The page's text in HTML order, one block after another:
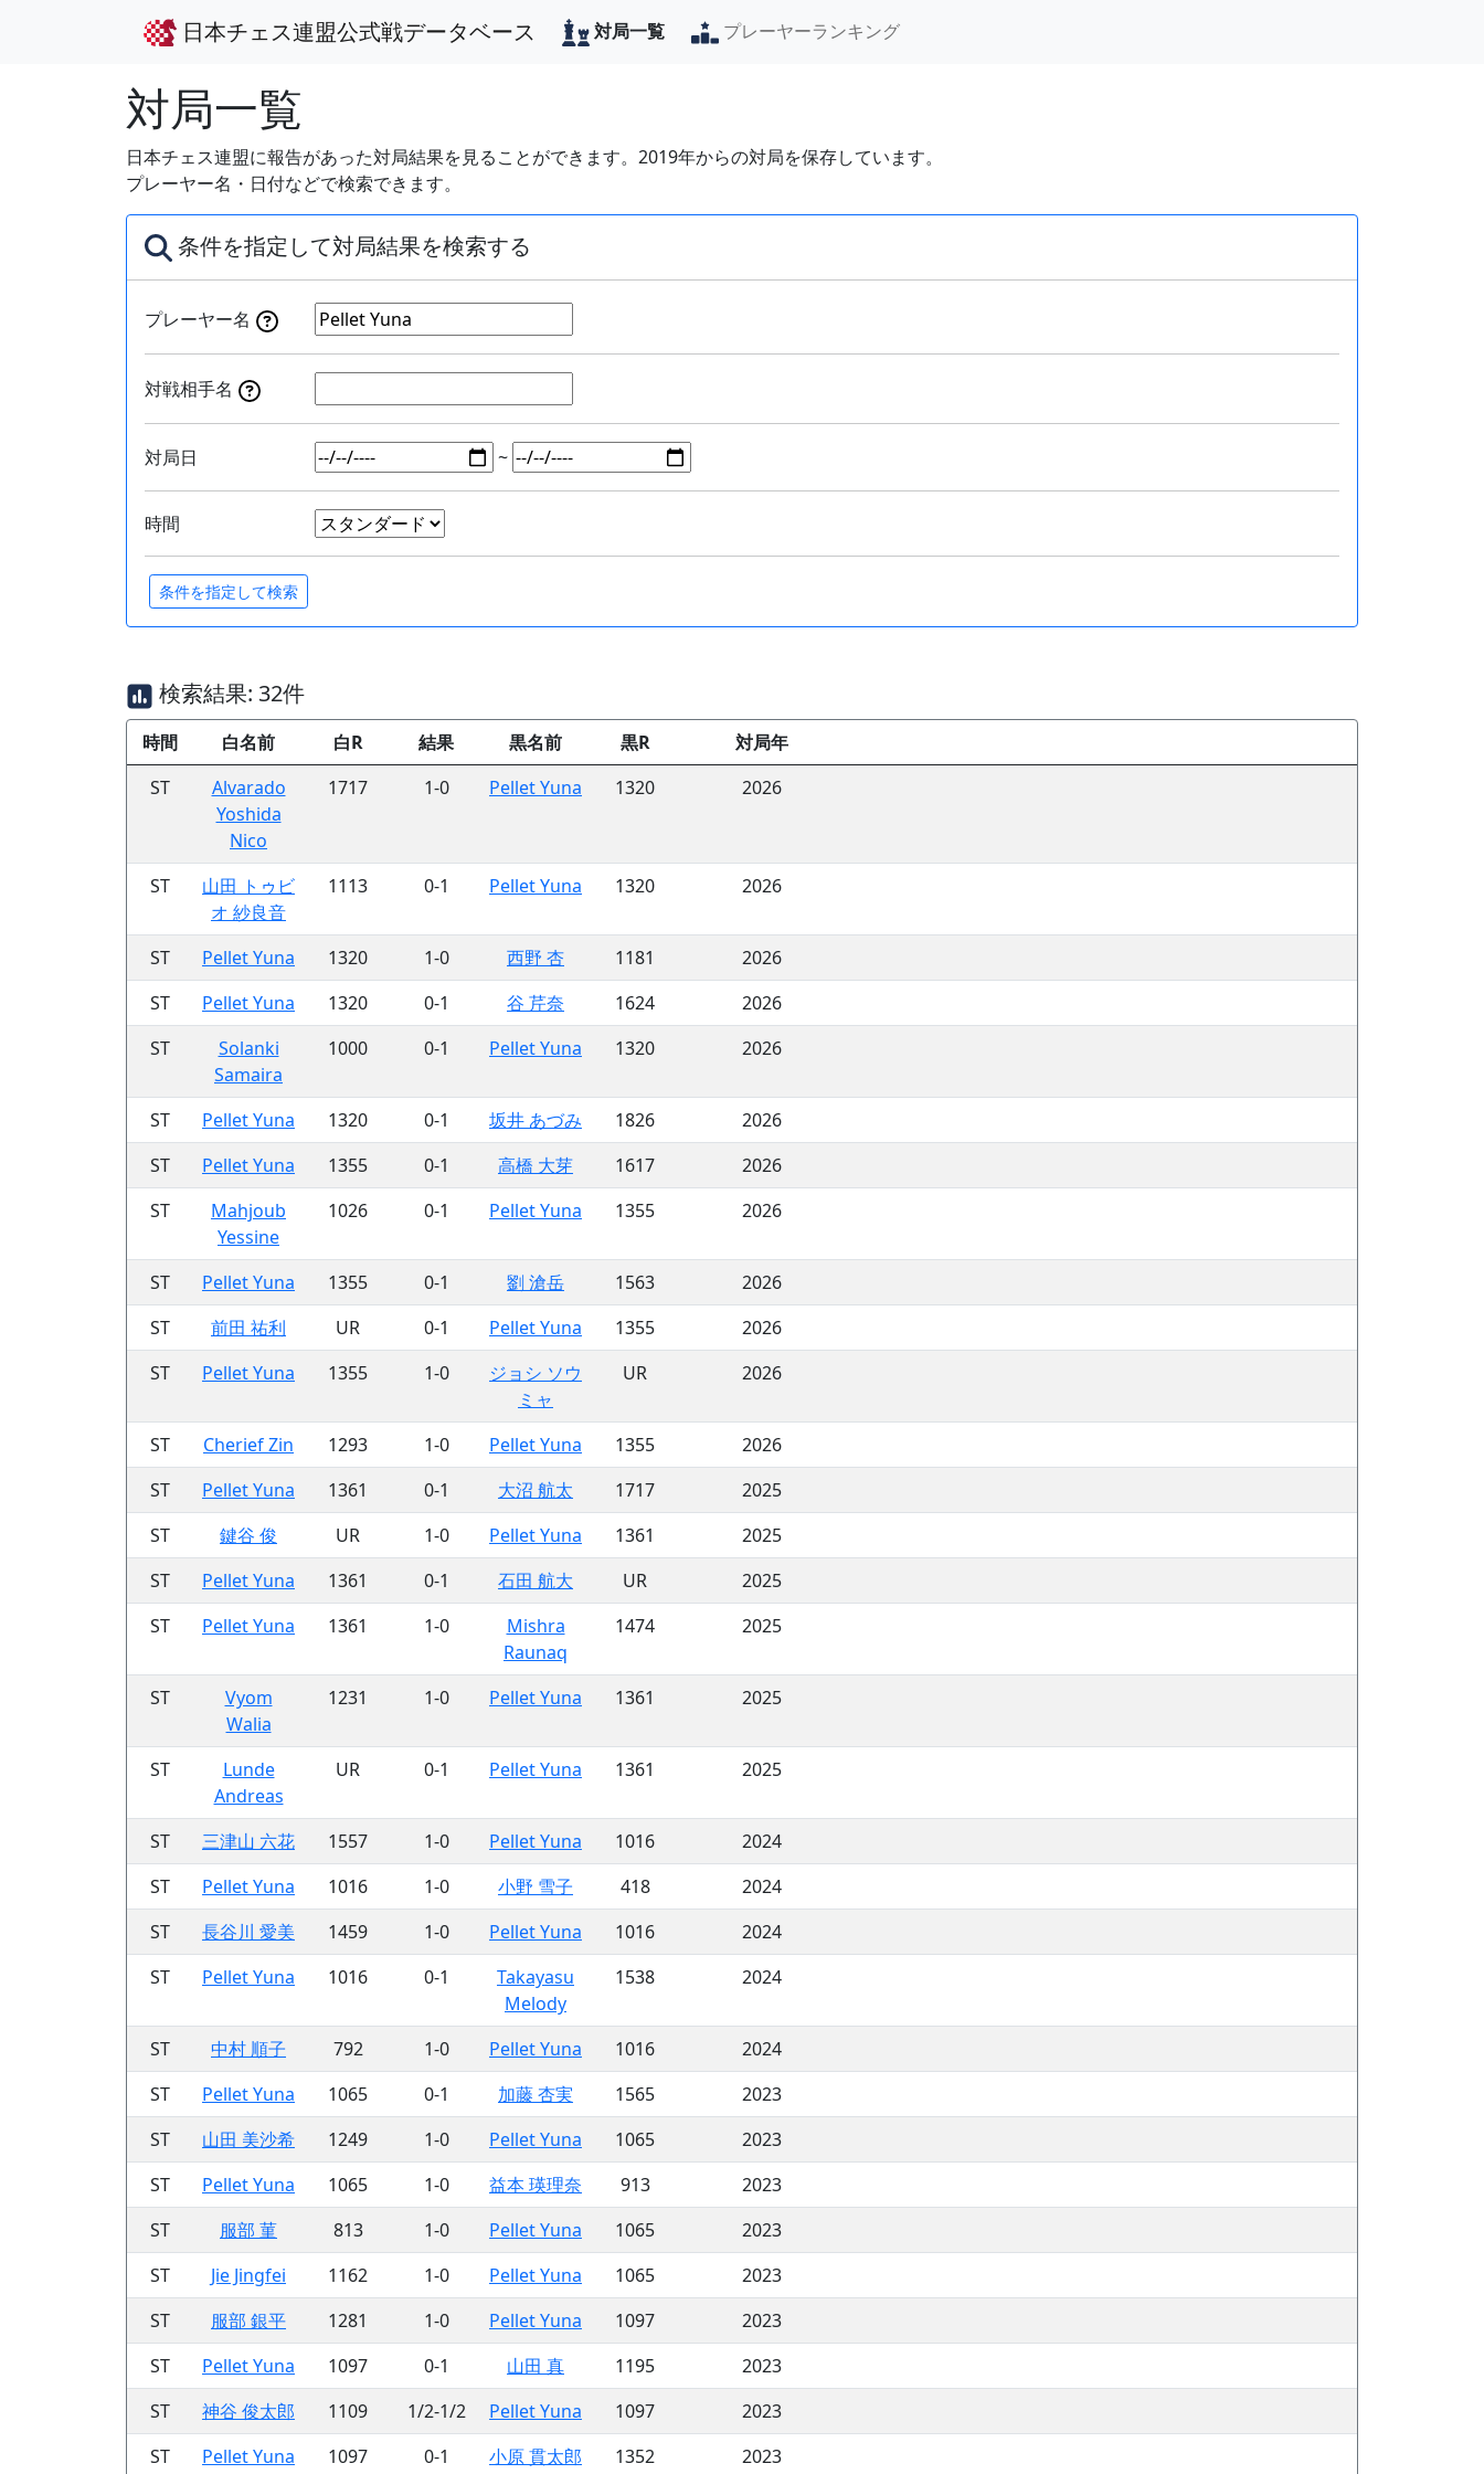
日本チェス連盟公式戦データベース 対局一覧 プレーヤーランキング
対局一覧
日本チェス連盟に報告があった対局結果を見ることができます。2019年からの対局を保存しています。
プレーヤー名・日付などで検索できます。
条件を指定して対局結果を検索する
プレーヤー名
対戦相手名
対局日 ~
時間
検索結果: 32件
時間 白名前 白R 結果 黒名前 黒R
対局年
ST
Alvarado
Yoshida
Nico
1717 1-0 Pellet Yuna 1320 2026
ST
山田 トゥビ
オ 紗良音
1113 0-1 Pellet Yuna 1320 2026
ST Pellet Yuna 1320 1-0 西野 杏 1181
2026
ST
Pellet Yuna 1320 0-1 谷 芹奈 1624
2026
ST
Solanki
Samaira
1000 0-1 Pellet Yuna 1320 2026
ST Pellet Yuna 1320 0-1 坂井 あづみ 1826
2026
ST
Pellet Yuna 1355 0-1 高橋 大芽 1617
2026
ST
Mahjoub
Yessine
1026 0-1 Pellet Yuna 1355 2026
ST Pellet Yuna 1355 0-1 劉 滄岳 1563
2026
ST
前田 祐利 UR 0-1 Pellet Yuna 1355
2026
ST
Pellet Yuna 1355 1-0
ジョシ ソウ
ミャ
UR 2026
ST Cherief Zin 1293 1-0 Pellet Yuna 1355
2026
ST
Pellet Yuna 1361 0-1 大沼 航太 1717
2025
ST
鍵谷 俊 UR 1-0 Pellet Yuna 1361
2025
ST
Pellet Yuna 1361 0-1 石田 航大 UR
2025
ST
Pellet Yuna 1361 1-0
Mishra
Raunaq
1474 2025
ST
Vyom
Walia
1231 1-0 Pellet Yuna 1361 2025
ST
Lunde
Andreas
UR 0-1 Pellet Yuna 1361 2025
ST 三津山 六花 1557 1-0 Pellet Yuna 1016
2024
ST
Pellet Yuna 1016 1-0 小野 雪子 418
2024
ST
長谷川 愛美 1459 1-0 Pellet Yuna 1016
2024
ST
Pellet Yuna 1016 0-1
Takayasu
Melody
1538 2024
ST 中村 順子 792 1-0 Pellet Yuna 1016
2024
ST
Pellet Yuna 1065 0-1 加藤 杏実 1565
2023
ST
山田 美沙希 1249 1-0 Pellet Yuna 1065
2023
ST
Pellet Yuna 1065 1-0 益本 瑛理奈 913
2023
ST
服部 菫 813 1-0 Pellet Yuna 1065
2023
ST
Jie Jingfei 1162 1-0 Pellet Yuna 1065
2023
ST
服部 銀平 1281 1-0 Pellet Yuna 1097
2023
ST
Pellet Yuna 1097 0-1 山田 真 1195
2023
ST
神谷 俊太郎 1109 1/2-1/2 Pellet Yuna 1097
2023
ST
Pellet Yuna 1097 0-1 小原 貫太郎 1352 2023